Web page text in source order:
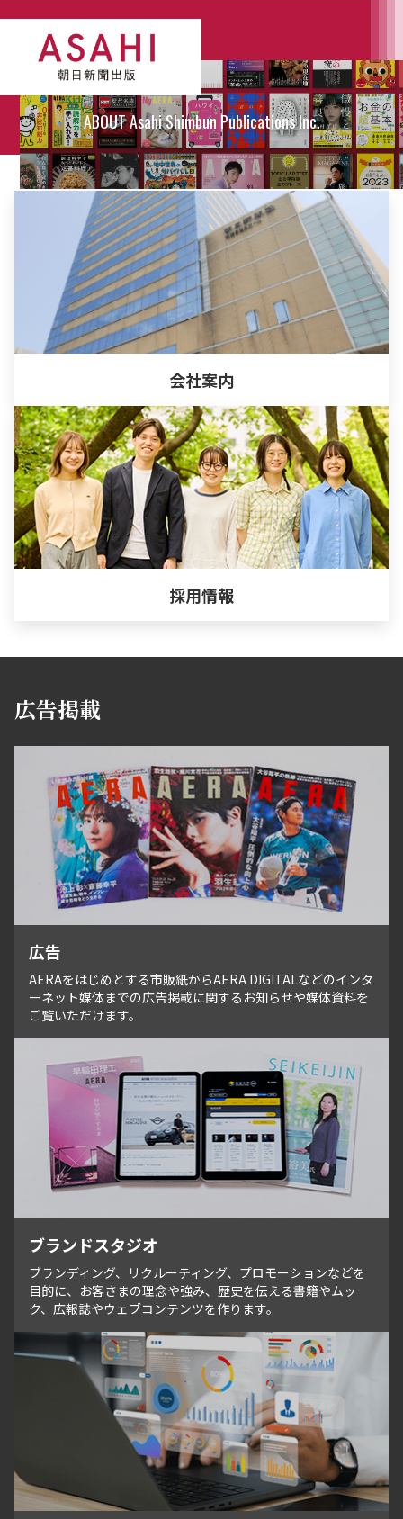
ABOUT Asahi Shimbun Publications Inc.
会社案内
採用情報
広告掲載
広告
AERAをはじめとする市販紙からAERA DIGITALなどのインタ
ーネット媒体までの広告掲載に関するお知らせや媒体資料を
ご覧いただけます。
ブランドスタジオ
ブランディング、リクルーティング、プロモーションなどを
目的に、お客さまの理念や強み、歴史を伝える書籍やムッ
ク、広報誌やウェブコンテンツを作ります。